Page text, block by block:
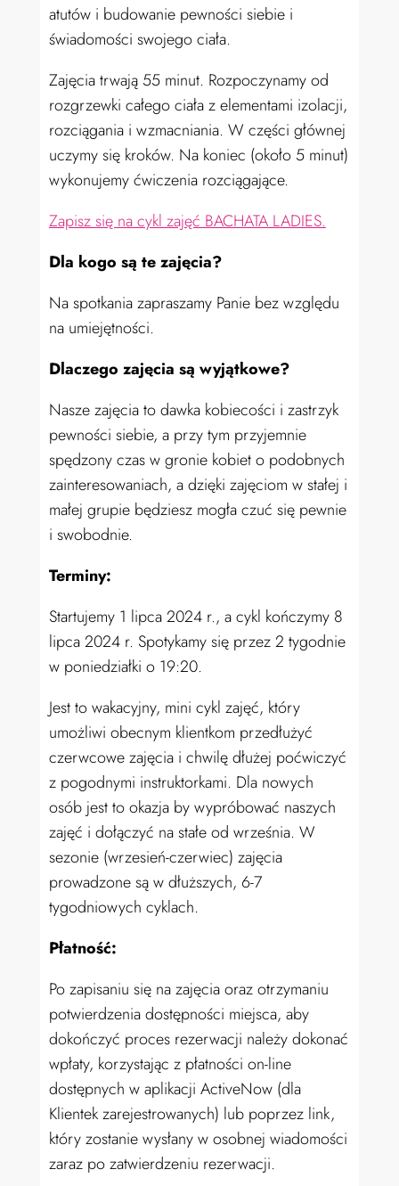
atutów i budowanie pewności siebie i
świadomości swojego ciała.
Zajęcia trwają 55 minut. Rozpoczynamy od
rozgrzewki całego ciała z elementami izolacji,
rozciągania i wzmacniania. W części głównej
uczymy się kroków. Na koniec (około 5 minut)
wykonujemy ćwiczenia rozciągające.
Zapisz się na cykl zajęć BACHATA LADIES.
Dla kogo są te zajęcia?
Na spotkania zapraszamy Panie bez względu
na umiejętności.
Dlaczego zajęcia są wyjątkowe?
Nasze zajęcia to dawka kobiecości i zastrzyk
pewności siebie, a przy tym przyjemnie
spędzony czas w gronie kobiet o podobnych
zainteresowaniach, a dzięki zajęciom w stałej i
małej grupie będziesz mogła czuć się pewnie
i swobodnie.
Terminy:
Startujemy 1 lipca 2024 r., a cykl kończymy 8
lipca 2024 r. Spotykamy się przez 2 tygodnie
w poniedziałki o 19:20.
Jest to wakacyjny, mini cykl zajęć, który
umożliwi obecnym klientkom przedłużyć
czerwcowe zajęcia i chwilę dłużej poćwiczyć
z pogodnymi instruktorkami. Dla nowych
osób jest to okazja by wypróbować naszych
zajęć i dołączyć na stałe od września. W
sezonie (wrzesień-czerwiec) zajęcia
prowadzone są w dłuższych, 6-7
tygodniowych cyklach.
Płatność:
Po zapisaniu się na zajęcia oraz otrzymaniu
potwierdzenia dostępności miejsca, aby
dokończyć proces rezerwacji należy dokonać
wpłaty, korzystając z płatności on-line
dostępnych w aplikacji ActiveNow (dla
Klientek zarejestrowanych) lub poprzez link,
który zostanie wysłany w osobnej wiadomości
zaraz po zatwierdzeniu rezerwacji.